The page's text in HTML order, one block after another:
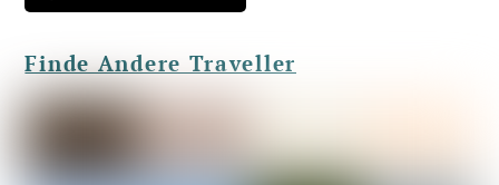
Finde Andere Traveller